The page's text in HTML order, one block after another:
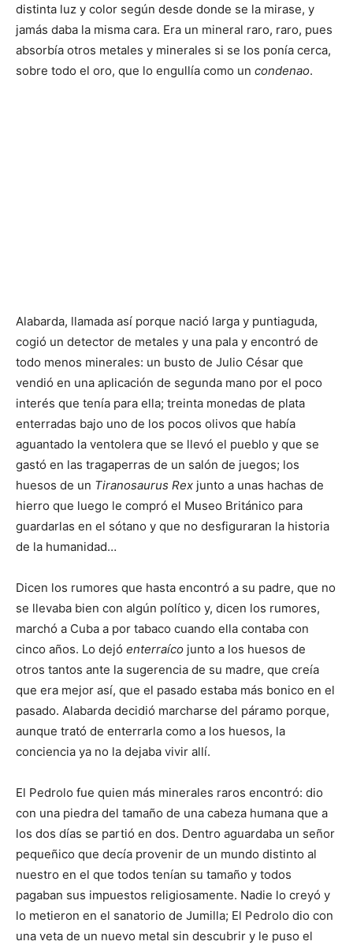
distinta luz y color según desde donde se la mirase, y
jamás daba la misma cara. Era un mineral raro, raro, pues
absorbía otros metales y minerales si se los ponía cerca,
sobre todo el oro, que lo engullía como un condenao.
Alabarda, llamada así porque nació larga y puntiaguda,
cogió un detector de metales y una pala y encontró de
todo menos minerales: un busto de Julio César que
vendió en una aplicación de segunda mano por el poco
interés que tenía para ella; treinta monedas de plata
enterradas bajo uno de los pocos olivos que había
aguantado la ventolera que se llevó el pueblo y que se
gastó en las tragaperras de un salón de juegos; los
huesos de un Tiranosaurus Rex junto a unas hachas de
hierro que luego le compró el Museo Británico para
guardarlas en el sótano y que no desfiguraran la historia
de la humanidad…
Dicen los rumores que hasta encontró a su padre, que no
se llevaba bien con algún político y, dicen los rumores,
marchó a Cuba a por tabaco cuando ella contaba con
cinco años. Lo dejó enterraíco junto a los huesos de
otros tantos ante la sugerencia de su madre, que creía
que era mejor así, que el pasado estaba más bonico en el
pasado. Alabarda decidió marcharse del páramo porque,
aunque trató de enterrarla como a los huesos, la
conciencia ya no la dejaba vivir allí.
El Pedrolo fue quien más minerales raros encontró: dio
con una piedra del tamaño de una cabeza humana que a
los dos días se partió en dos. Dentro aguardaba un señor
pequeñico que decía provenir de un mundo distinto al
nuestro en el que todos tenían su tamaño y todos
pagaban sus impuestos religiosamente. Nadie lo creyó y
lo metieron en el sanatorio de Jumilla; El Pedrolo dio con
una veta de un nuevo metal sin descubrir y le puso el